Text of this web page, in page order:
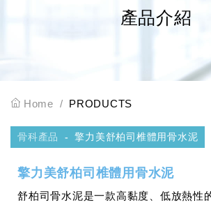
產品介紹
Home PRODUCTS
骨科產品 擎力美舒柏司椎體用骨水泥
擎力美舒柏司椎體用骨水泥
舒柏司骨水泥是一款高黏度、低放熱性
填寫匯款通知